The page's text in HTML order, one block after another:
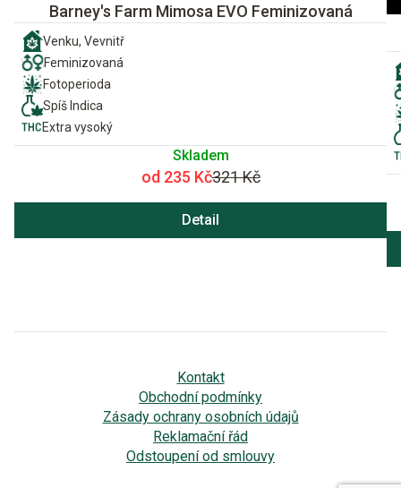
Barney's Farm Mimosa EVO Feminizovaná
Venku, Vevnitř
Feminizovaná
Fotoperioda
Spíš Indica
Extra vysoký
Skladem
od 235 Kč321 Kč
Detail
Kontakt
Obchodní podmínky
Zásady ochrany osobních údajů
Reklamační řád
Odstoupení od smlouvy